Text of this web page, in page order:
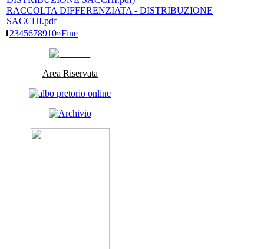
RACCOLTA DIFFERENZIATA - DISTRIBUZIONE
SACCHI.pdf
12345678910»Fine
Area Riservata